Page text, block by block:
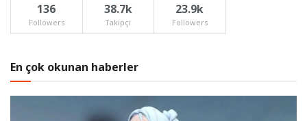
136
Followers
38.7k
Takipçi
23.9k
Followers
En çok okunan haberler